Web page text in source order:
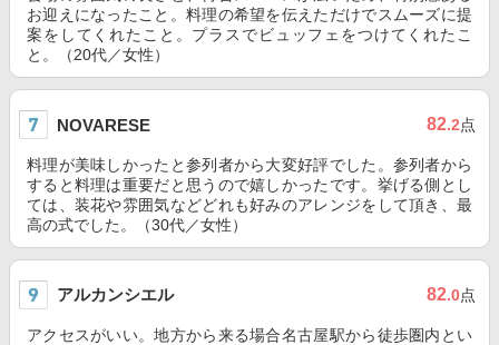
お迎えになったこと。料理の希望を伝えただけでスムーズに提
案をしてくれたこと。プラスでビュッフェをつけてくれたこ
と。（20代／女性）
NOVARESE 82.2点
料理が美味しかったと参列者から大変好評でした。参列者から
すると料理は重要だと思うので嬉しかったです。挙げる側とし
ては、装花や雰囲気などどれも好みのアレンジをして頂き、最
高の式でした。（30代／女性）
アルカンシエル 82.0点
アクセスがいい。地方から来る場合名古屋駅から徒歩圏内とい